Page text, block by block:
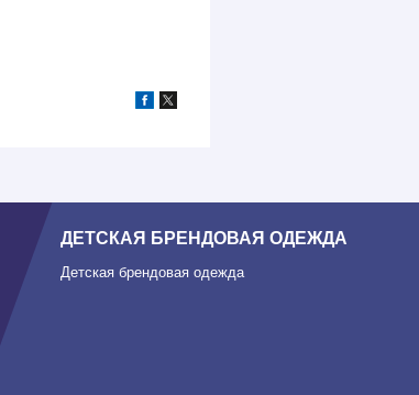
ДЕТСКАЯ БРЕНДОВАЯ ОДЕЖДА
Детская брендовая одежда